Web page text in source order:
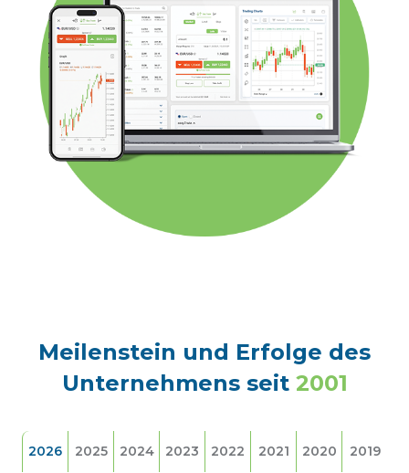
Meilenstein und Erfolge des
Unternehmens seit 2001
2026 2025 2024 2023 2022 2021 2020 2019